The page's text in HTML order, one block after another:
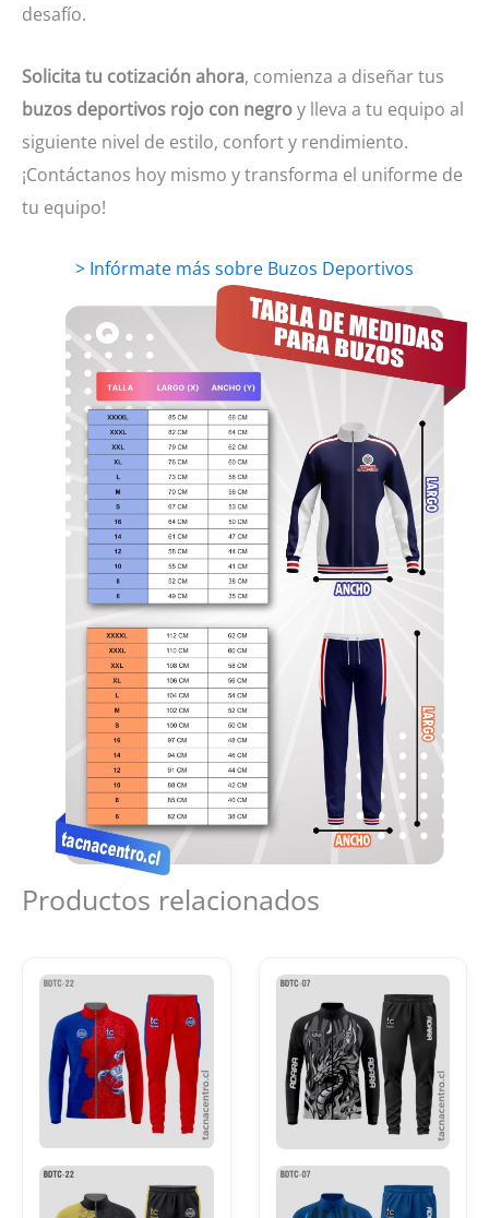
desafío.
Solicita tu cotización ahora, comienza a diseñar tus
buzos deportivos rojo con negroy lleva a tu equipo al
siguiente nivel de estilo, confort y rendimiento.
¡Contáctanos hoy mismo y transforma el uniforme de
tu equipo!
> Infórmate más sobre Buzos Deportivos
Productos relacionados